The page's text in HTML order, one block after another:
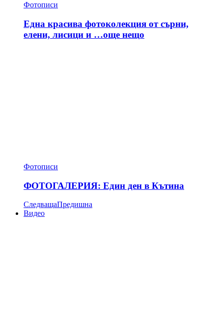
Фотописи
Една красива фотоколекция от сърни,
елени, лисици и …още нещо
Фотописи
ФОТОГАЛЕРИЯ: Един ден в Кътина
СледващаПредишна
Видео